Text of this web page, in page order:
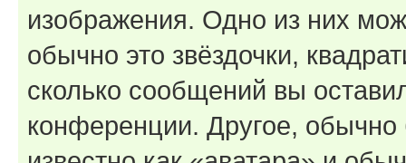
изображения. Одно из них
обычно это звёздочки,
сколько сообщений вы
конференции. Другое,